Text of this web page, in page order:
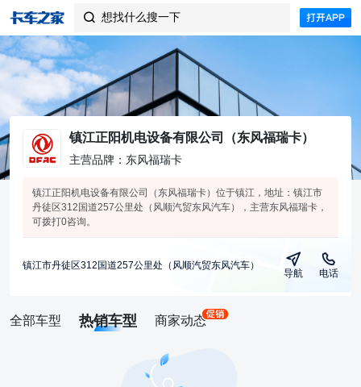
 想找什么搜一下
镇江正阳机电设备有限公司（东风福瑞卡）
主营品牌：东风福瑞卡
镇江正阳机电设备有限公司（东风福瑞卡）位于镇江，地址：镇江市
丹徒区312国道257公里处（风顺汽贸东风汽车），主营东风福瑞卡，
可拨打0咨询。
镇江市丹徒区312国道257公里处（风顺汽贸东风汽车）
导航 电话
全部车型 热销车型 商家动态